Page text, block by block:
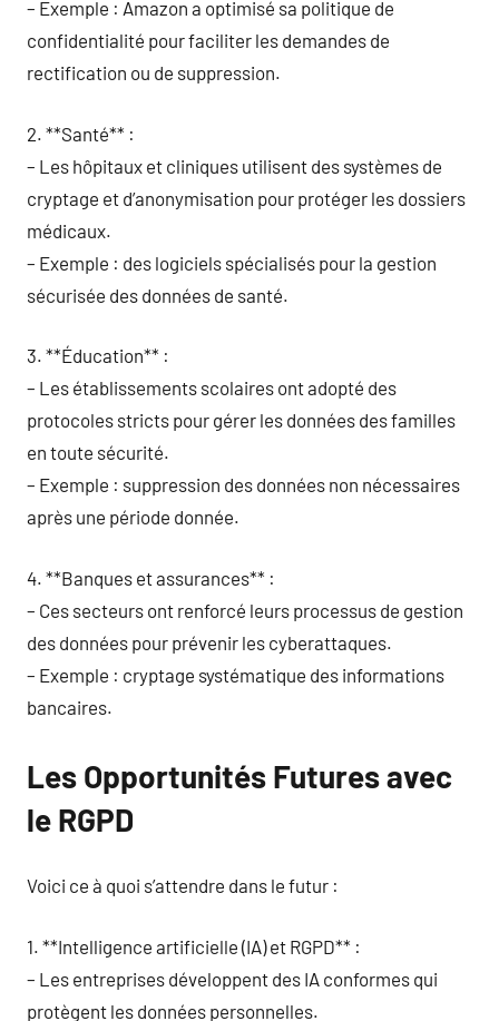
– Exemple : Amazon a optimisé sa politique de
confidentialité pour faciliter les demandes de
rectification ou de suppression.
2. **Santé** :
– Les hôpitaux et cliniques utilisent des systèmes de
cryptage et d’anonymisation pour protéger les dossiers
médicaux.
– Exemple : des logiciels spécialisés pour la gestion
sécurisée des données de santé.
3. **Éducation** :
– Les établissements scolaires ont adopté des
protocoles stricts pour gérer les données des familles
en toute sécurité.
– Exemple : suppression des données non nécessaires
après une période donnée.
4. **Banques et assurances** :
– Ces secteurs ont renforcé leurs processus de gestion
des données pour prévenir les cyberattaques.
– Exemple : cryptage systématique des informations
bancaires.
Les Opportunités Futures avec
le RGPD
Voici ce à quoi s’attendre dans le futur :
1. **Intelligence artificielle (IA) et RGPD** :
– Les entreprises développent des IA conformes qui
protègent les données personnelles.